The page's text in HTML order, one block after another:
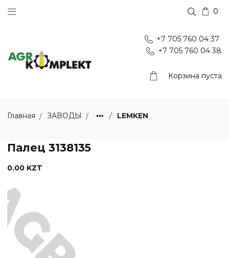
0
+7 705 760 04 37
+7 705 760 04 38
Корзина пуста
Главная ЗАВОДЫ LEMKEN
Палец 3138135
0.00 KZT